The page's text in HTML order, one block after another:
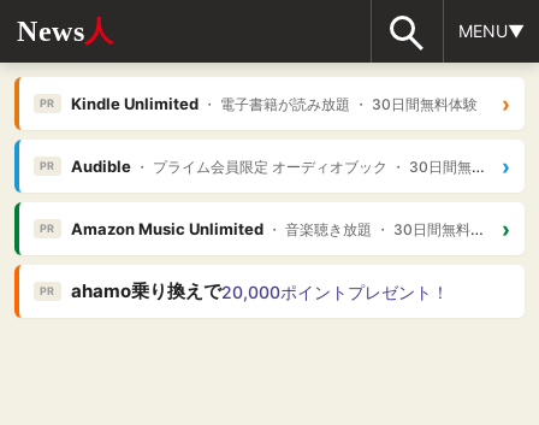
News人 MENU▼
PR Kindle Unlimited・ 電子書籍が読み放題 ・ 30日間無料体験 ›
PR Audible・ プライム会員限定 オーディオブック ・ 30日間無料体験 ›
PR Amazon Music Unlimited・ 音楽聴き放題 ・ 30日間無料体験 ›
PR ahamo乗り換えで20,000ポイントプレゼント！